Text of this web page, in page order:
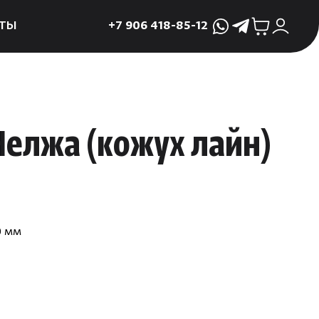
сауны
+7 906 418-85-12
WhatsApp
Telegram
(кожух лайн)
мм